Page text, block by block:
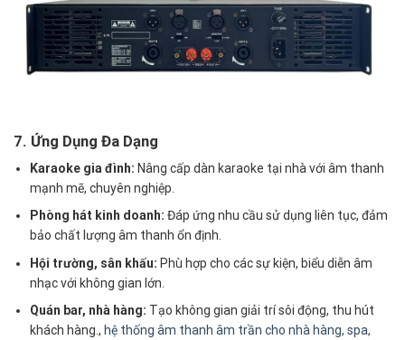
7. Ứng Dụng Đa Dạng
Karaoke gia đình: Nâng cấp dàn karaoke tại nhà với âm thanh
mạnh mẽ, chuyên nghiệp.
Phòng hát kinh doanh: Đáp ứng nhu cầu sử dụng liên tục, đảm
bảo chất lượng âm thanh ổn định.
Hội trường, sân khấu: Phù hợp cho các sự kiện, biểu diễn âm
nhạc với không gian lớn.
Quán bar, nhà hàng: Tạo không gian giải trí sôi động, thu hút
khách hàng., hệ thống âm thanh âm trần cho nhà hàng, spa,